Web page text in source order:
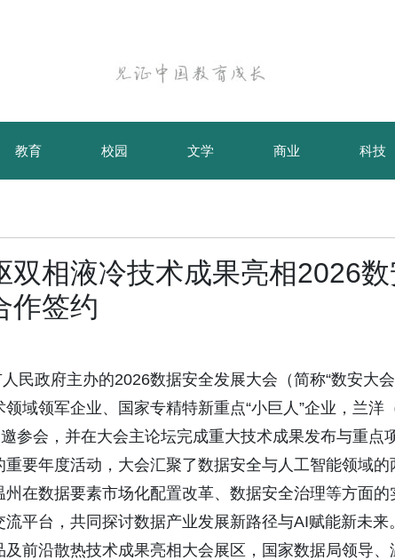
教育 校园 文学 商业 科技
双相液冷技术成果亮相2026
作签约
民政府主办的2026数据安全发展大会（简称“数安大
域领军企业、国家专精特新重点“小巨人”企业，兰洋
邀参会，并在大会主论坛完成重大技术成果发布与重点
要年度活动，大会汇聚了数据安全与人工智能领域的
在数据要素市场化配置改革、数据安全治理等方面
平台，共同探讨数据产业发展新路径与AI赋能新未来。
前沿散热技术成果亮相大会展区，国家数据局领导